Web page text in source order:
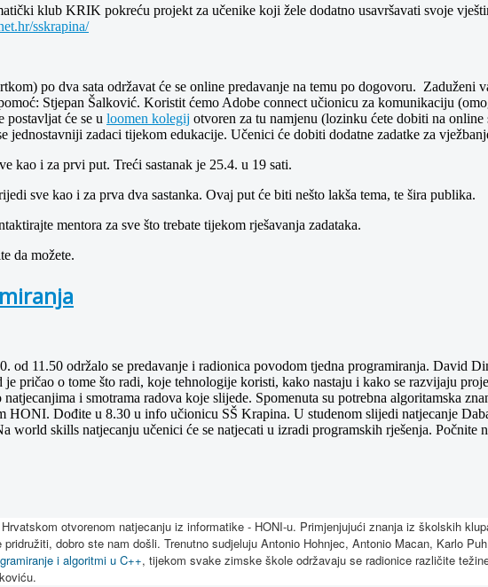
klub KRIK pokreću projekt za učenike koji žele dodatno usavršavati svoje
sskrapina/
po dva sata održavat će se online predavanje na temu po dogovoru.
Stjepan Šalković. Koristit ćemo Adobe connect učionicu za komunikaciju
će se u loomen kolegij otvoren za tu namjenu (lozinku ćete dobiti na online
jednostavniji zadaci tijekom edukacije. Učenici će dobiti dodatne zadatke za
kao i za prvi put. Treći sastanak je 25.4. u 19 sati.
sve kao i za prva dva sastanka. Ovaj put će biti nešto lakša tema, te šira publika.
mentora za sve što trebate tijekom rješavanja zadataka.
da možete.
od 11.50 održalo se predavanje i radionica povodom tjedna programiranja. David
pričao o tome što radi, koje tehnologije koristi, kako nastaju i kako se razvijaju
i smotrama radova koje slijede. Spomenuta su potrebna algoritamska
HONI. Dođite u 8.30 u info učionicu SŠ Krapina. U studenom slijedi natjecanje
world skills natjecanju učenici će se natjecati u izradi programskih rješenja. Počnite
otvorenom natjecanju iz informatike - HONI-u. Primjenjujući znanja iz školskih
dobro ste nam došli. Trenutno sudjeluju Antonio Hohnjec, Antonio Macan, Karlo
i algoritmi u C++, tijekom svake zimske škole održavaju se radionice različite